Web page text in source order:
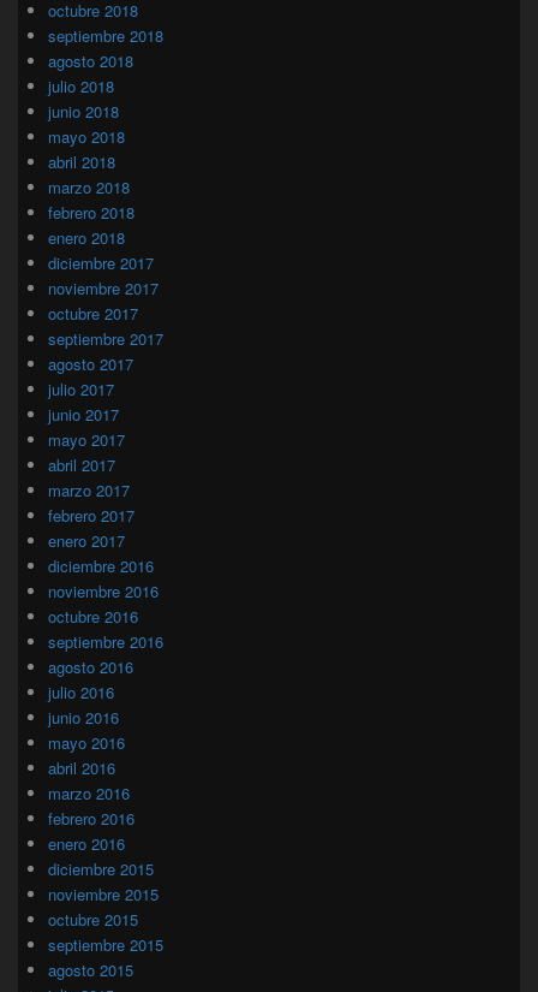
octubre 2018
septiembre 2018
agosto 2018
julio 2018
junio 2018
mayo 2018
abril 2018
marzo 2018
febrero 2018
enero 2018
diciembre 2017
noviembre 2017
octubre 2017
septiembre 2017
agosto 2017
julio 2017
junio 2017
mayo 2017
abril 2017
marzo 2017
febrero 2017
enero 2017
diciembre 2016
noviembre 2016
octubre 2016
septiembre 2016
agosto 2016
julio 2016
junio 2016
mayo 2016
abril 2016
marzo 2016
febrero 2016
enero 2016
diciembre 2015
noviembre 2015
octubre 2015
septiembre 2015
agosto 2015